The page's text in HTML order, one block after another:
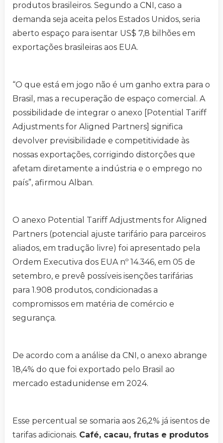
produtos brasileiros. Segundo a CNI, caso a
demanda seja aceita pelos Estados Unidos, seria
aberto espaço para isentar US$ 7,8 bilhões em
exportações brasileiras aos EUA.
“O que está em jogo não é um ganho extra para o
Brasil, mas a recuperação de espaço comercial. A
possibilidade de integrar o anexo [Potential Tariff
Adjustments for Aligned Partners] significa
devolver previsibilidade e competitividade às
nossas exportações, corrigindo distorções que
afetam diretamente a indústria e o emprego no
país”, afirmou Alban.
O anexo Potential Tariff Adjustments for Aligned
Partners (potencial ajuste tarifário para parceiros
aliados, em tradução livre) foi apresentado pela
Ordem Executiva dos EUA nº 14.346, em 05 de
setembro, e prevê possíveis isenções tarifárias
para 1.908 produtos, condicionadas a
compromissos em matéria de comércio e
segurança.
De acordo com a análise da CNI, o anexo abrange
18,4% do que foi exportado pelo Brasil ao
mercado estadunidense em 2024.
Esse percentual se somaria aos 26,2% já isentos de
tarifas adicionais. Café, cacau, frutas e produtos